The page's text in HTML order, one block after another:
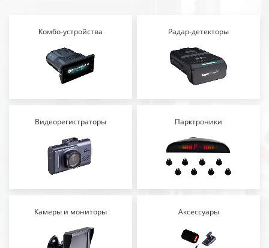
Комбо-устройства Радар-детекторы
Видеорегистраторы Парктроники
Камеры и мониторы Аксессуары